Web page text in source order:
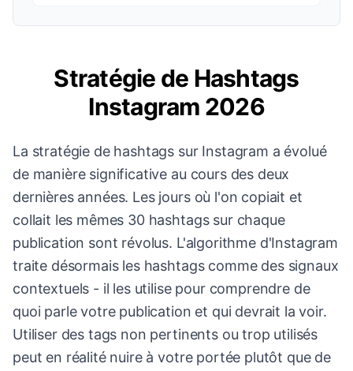
Stratégie de Hashtags
Instagram 2026
La stratégie de hashtags sur Instagram a évolué
de manière significative au cours des deux
dernières années. Les jours où l'on copiait et
collait les mêmes 30 hashtags sur chaque
publication sont révolus. L'algorithme d'Instagram
traite désormais les hashtags comme des signaux
contextuels - il les utilise pour comprendre de
quoi parle votre publication et qui devrait la voir.
Utiliser des tags non pertinents ou trop utilisés
peut en réalité nuire à votre portée plutôt que de